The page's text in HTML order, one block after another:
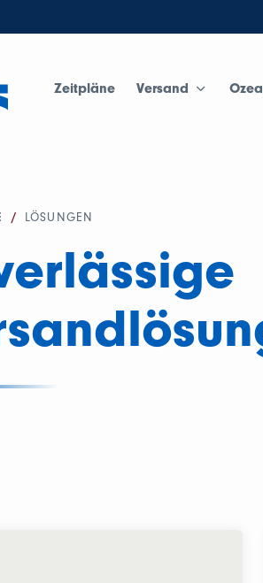
Zeitpläne Versand
/ LÖSUNGEN